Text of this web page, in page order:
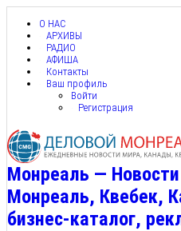
О НАС
АРХИВЫ
РАДИО
АФИША
Контакты
Ваш профиль
Войти
Регистрация
Монреаль —
Монреаль, Квебек,
бизнес-каталог,